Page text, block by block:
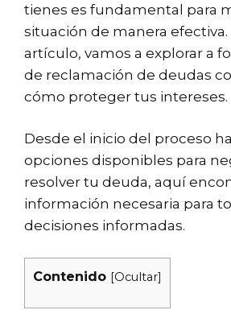
tienes es fundamental para
situación de manera efectiva.
artículo, vamos a explorar a
de reclamación de deudas
cómo proteger tus intereses.
Desde el inicio del proceso
opciones disponibles para
resolver tu deuda, aquí
información necesaria para
decisiones informadas.
Contenido [Ocultar]